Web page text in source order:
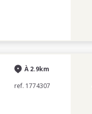
À 2.9km
ref. 1774307